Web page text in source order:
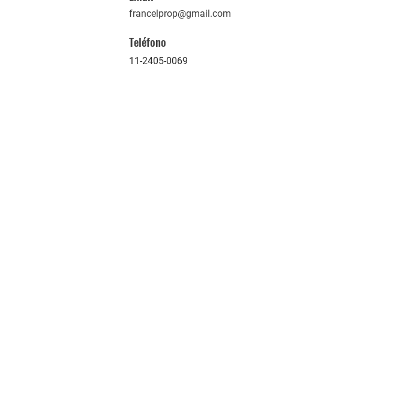
francelprop@gmail.com
Teléfono
11-2405-0069